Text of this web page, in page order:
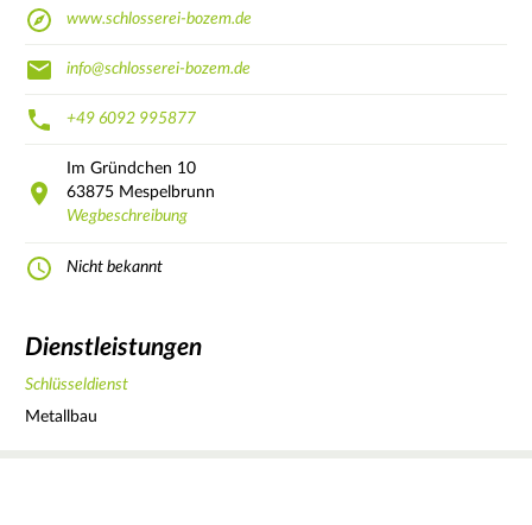
www.schlosserei-bozem.de
info@schlosserei-bozem.de
+49 6092 995877
Im Gründchen 10
63875 Mespelbrunn
Wegbeschreibung
Nicht bekannt
Dienstleistungen
Schlüsseldienst
Metallbau